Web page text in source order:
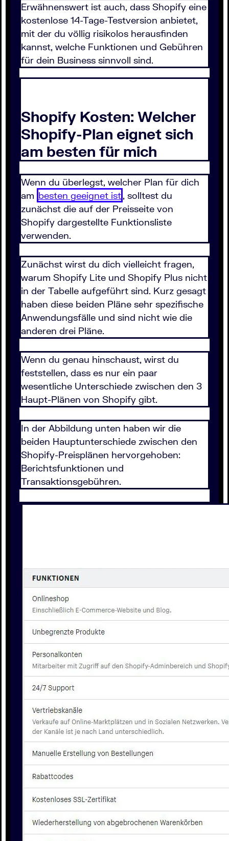
Erwähnenswert ist auch, dass Shopify eine
kostenlose 14-Tage-Testversion anbietet,
mit der du völlig risikolos herausfinden
kannst, welche Funktionen und Gebühren
für dein Business sinnvoll sind.
Shopify Kosten: Welcher
Shopify-Plan eignet sich
am besten für mich
Wenn du überlegst, welcher Plan für dich
am besten geeignet ist, solltest du
zunächst die auf der Preisseite von
Shopify dargestellte Funktionsliste
verwenden.
Zunächst wirst du dich vielleicht fragen,
warum Shopify Lite und Shopify Plus nicht
in der Tabelle aufgeführt sind. Kurz gesagt
haben diese beiden Pläne sehr spezifische
Anwendungsfälle und sind nicht wie die
anderen drei Pläne.
Wenn du genau hinschaust, wirst du
feststellen, dass es nur ein paar
wesentliche Unterschiede zwischen den 3
Haupt-Plänen von Shopify gibt.
In der Abbildung unten haben wir die
beiden Hauptunterschiede zwischen den
Shopify-Preisplänen hervorgehoben:
Berichtsfunktionen und
Transaktionsgebühren.